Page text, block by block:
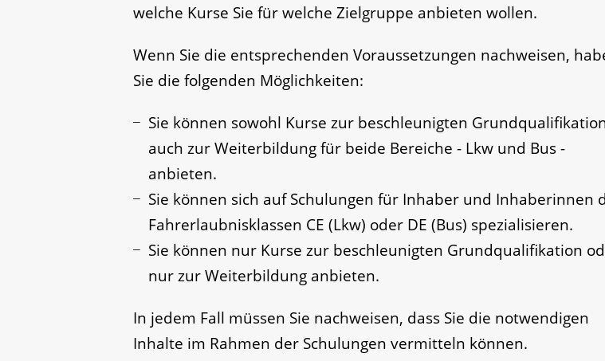
welche Kurse Sie für welche Zielgruppe anbieten wollen.
Wenn Sie die entsprechenden Voraussetzungen nachweisen, ha
Sie die folgenden Möglichkeiten:
Sie können sowohl Kurse zur beschleunigten Grundqualif
auch zur Weiterbildung für beide Bereiche - Lkw und Bus -
anbieten.
Sie können sich auf Schulungen für Inhaber und Inhaberinnen
Fahrerlaubnisklassen CE (Lkw) oder DE (Bus) spezialisieren.
Sie können nur Kurse zur beschleunigten Grundqualifikation
nur zur Weiterbildung anbieten.
In jedem Fall müssen Sie nachweisen, dass Sie die notwendigen
Inhalte im Rahmen der Schulungen vermitteln können.